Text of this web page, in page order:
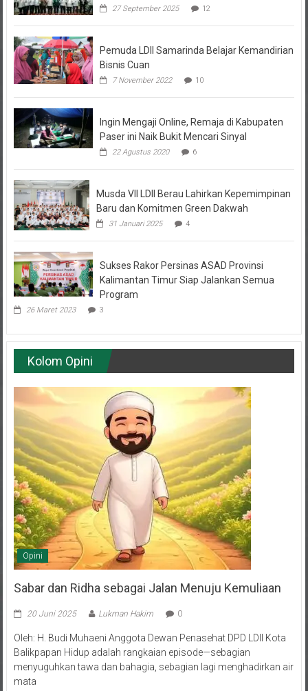
27 September 2025 12
Pemuda LDII Samarinda Belajar Kemandirian
Bisnis Cuan
7 November 2022 10
Ingin Mengaji Online, Remaja di Kabupaten
Paser ini Naik Bukit Mencari Sinyal
22 Agustus 2020 6
Musda VII LDII Berau Lahirkan Kepemimpinan
Baru dan Komitmen Green Dakwah
31 Januari 2025 4
Sukses Rakor Persinas ASAD Provinsi
Kalimantan Timur Siap Jalankan Semua
Program
26 Maret 2023 3
Kolom Opini
Opini
Sabar dan Ridha sebagai Jalan Menuju Kemuliaan
20 Juni 2025 Lukman Hakim 0
Oleh: H. Budi Muhaeni Anggota Dewan Penasehat DPD LDII Kota
Balikpapan Hidup adalah rangkaian episode—sebagian
menyuguhkan tawa dan bahagia, sebagian lagi menghadirkan air
mata